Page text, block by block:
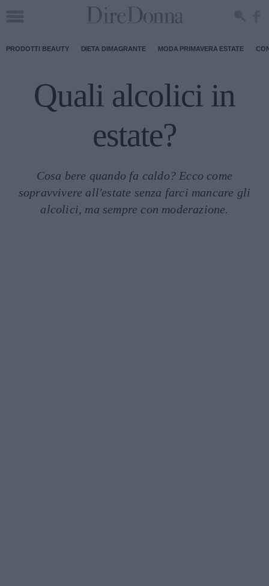
PRODOTTI BEAUTY DIETA DIMAGRANTE MODA PRIMAVERA ESTATE
Quali alcolici in
estate?
Cosa bere quando fa caldo? Ecco come
sopravvivere all'estate senza farci mancare gli
alcolici, ma sempre con moderazione.